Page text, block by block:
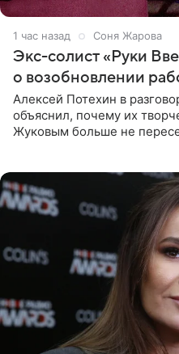
1 час назад Соня Жарова
Экс-солист «Руки
о возобновлении
Алексей Потехин в
объяснил, почему их
Жуковым больше не